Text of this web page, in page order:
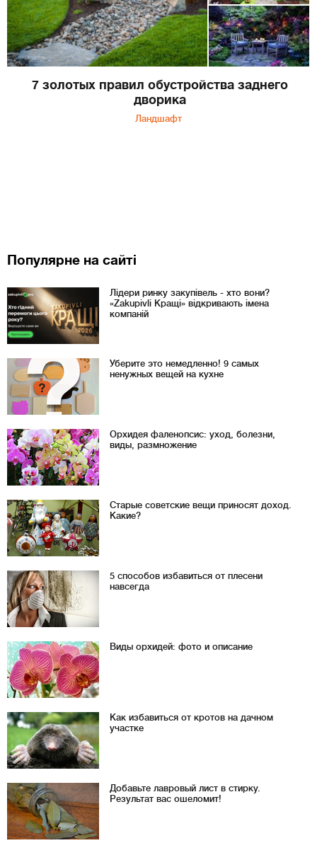
7 золотых правил обустройства заднего
дворика
Ландшафт
Популярне на сайті
Лідери ринку закупівель - хто вони?
«Zakupivli Кращі» відкривають імена
компаній
Уберите это немедленно! 9 самых
ненужных вещей на кухне
Орхидея фаленопсис: уход, болезни,
виды, размножение
Старые советские вещи приносят доход.
Какие?
5 способов избавиться от плесени
навсегда
Виды орхидей: фото и описание
Как избавиться от кротов на дачном
участке
Добавьте лавровый лист в стирку.
Результат вас ошеломит!